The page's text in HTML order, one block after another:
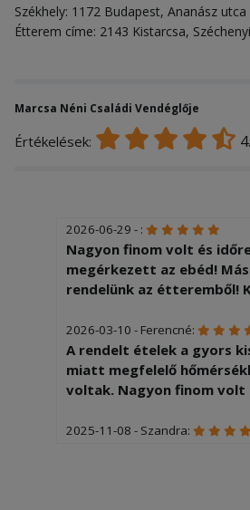
Székhely: 1172 Budapest, Ananász utca
Étterem címe: 2143 Kistarcsa,
Marcsa Néni Családi Vendéglője
Értékelések:
2026-06-29 - :
Nagyon finom volt és
megérkezett az ebéd!
rendelünk az étteremből!
2026-03-10 - Ferencné:
A rendelt ételek a gyors
miatt megfelelő
voltak. Nagyon finom volt
2025-11-08 - Szandra: